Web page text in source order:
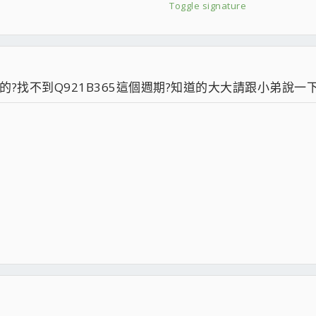
Toggle signature
美的P35主機板~!
妙舞姿~~! !
媒體液晶
?找不到Q921B365這個週期?知道的大大請跟小弟說一